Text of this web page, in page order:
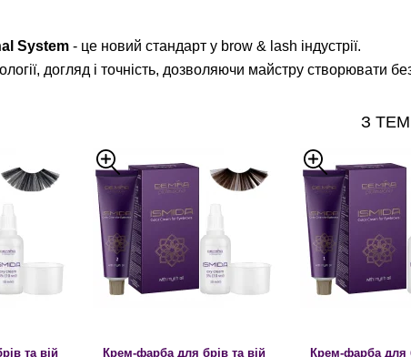
System - це новий стандарт у brow & lash індустрії.
догляд і точність, дозволяючи майстру створювати
З
та вій
Крем-фарба для брів та вій
Крем-фарба для